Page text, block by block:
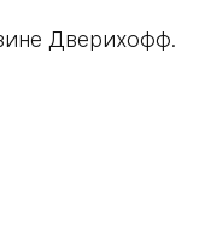
Дверихофф.